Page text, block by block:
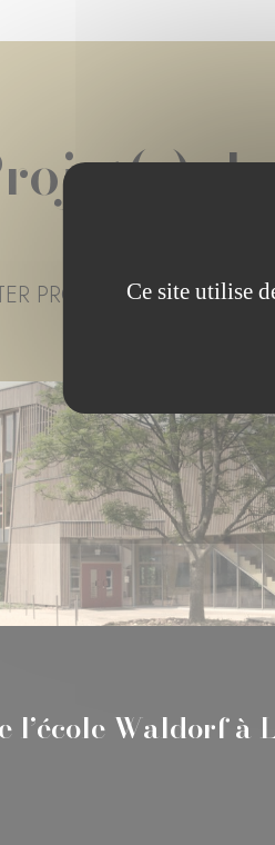
PROJECT STATUS
l’école Waldorf à
Ce site utilise